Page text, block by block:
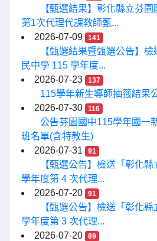
【甄選結果】彰化縣立芬
第1次代理代課教師甄...
2026-07-09
141
【甄選結果暨甄選公告】
民中學 115 學年度...
2026-07-23
137
115學年新生導師抽籤結果
2026-07-30
116
公告芬園國中115學年國一
班名單(含特教生)
2026-07-31
91
【甄選公告】檢送「彰化
學年度第 4 次代理...
2026-07-20
91
【甄選公告】檢送「彰化
學年度第 3 次代理...
2026-07-20
89